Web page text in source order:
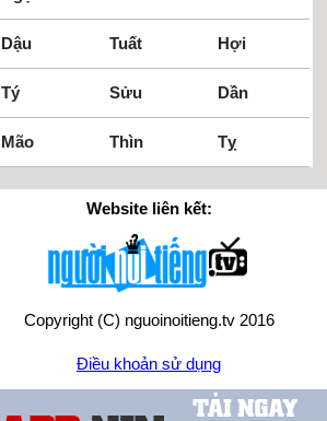
Dậu Tuất Hợi
Tý Sửu Dần
Mão Thìn Tỵ
Website liên kết:
Copyright (C) nguoinoitieng.tv 2016
Điều khoản sử dụng